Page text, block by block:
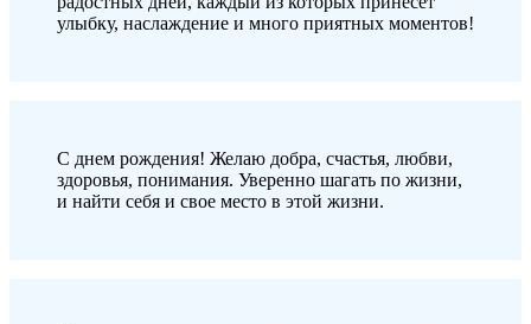
улыбку, наслаждение и много приятных моментов!
С днем рождения! Желаю добра, счастья, любви,
здоровья, понимания. Уверенно шагать по жизни,
и найти себя и свое место в этой жизни.